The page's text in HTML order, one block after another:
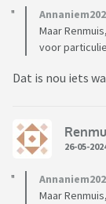
Maar
voor
Dat is nou iets
26-05-
Maar